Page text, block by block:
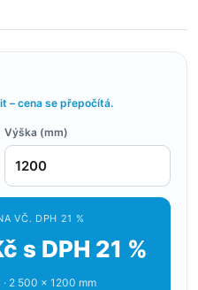
– cena se přepočítá.
Výška (mm)
VČ. DPH 21 %
s DPH 21 %
2 500 × 1200 mm